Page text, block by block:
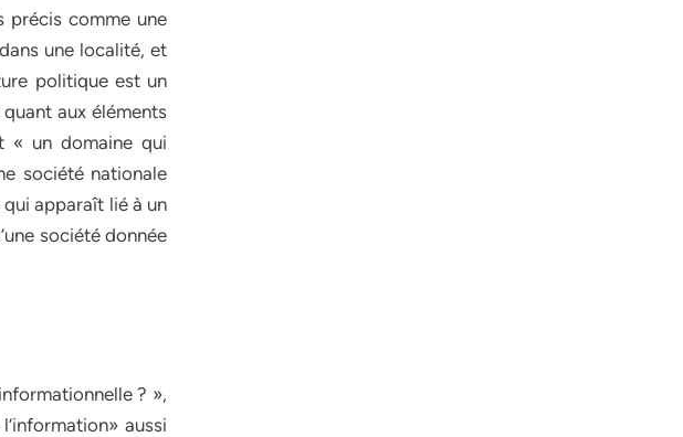
précis comme une
une localité, et
politique est un
aux éléments
« un domaine qui
société nationale
apparaît lié à un
société donnée
? »,
aussi